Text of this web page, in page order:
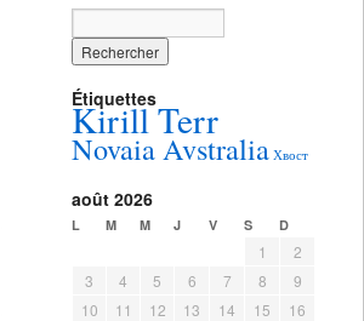
Étiquettes
Kirill Terr
Novaia Avstralia Хвост
août 2026
L M M J V S D
1
2
3
4 5 6 7 8
9
10
11 12 13 14 15
16